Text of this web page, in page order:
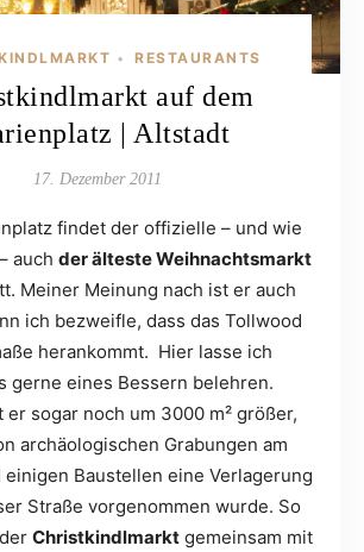
• RESTAURANTS
auf dem
| Altstadt
17. Dezember 2011
findet der offizielle – und wie
auch der älteste Weihnachtsmarkt
Meiner Meinung nach ist er auch
ich bezweifle, dass das Tollwood
herankommt. Hier lasse ich
gerne eines Bessern belehren.
er sogar noch um 3000 m² größer,
archäologischen Grabungen am
einigen Baustellen eine Verlagerung
Straße vorgenommen wurde. So
Christkindlmarkt gemeinsam mit